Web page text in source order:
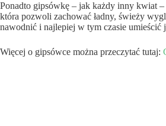
Ponadto gipsówkę – jak każdy inny kwiat
która pozwoli zachować ładny, świeży
nawodnić i najlepiej w tym czasie umieścić
Więcej o gipsówce można przeczytać tutaj: